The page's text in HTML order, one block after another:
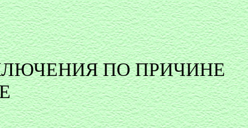
ПО ПРИЧИНЕ